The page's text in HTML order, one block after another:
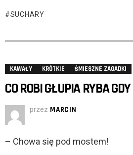
SUCHARY
KAWAŁY KRÓTKIE ŚMIESZNE ZAGADKI
CO ROBI GŁUPIA RYBA
przez MARCIN
– Chowa się pod mostem!